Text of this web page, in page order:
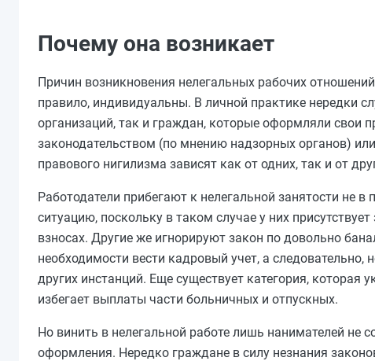
Почему она возникает
Причин возникновения нелегальных рабочих
правило, индивидуальны. В личной практике нередки
организаций, так и граждан, которые оформляли свои
законодательством (по мнению надзорных органов)
правового нигилизма зависят как от одних, так и от
Работодатели прибегают к нелегальной занятости
ситуацию, поскольку в таком случае у них
взносах. Другие же игнорируют закон по довольно
необходимости вести кадровый учет, а
других инстанций. Еще существует категория,
избегает выплаты части больничных и отпускных.
Но винить в нелегальной работе лишь нанимателей не
оформления. Нередко граждане в силу незнания